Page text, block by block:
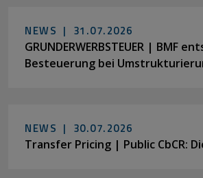
NEWS | 31.07.2026
GRUNDERWERBSTEUER | BMF
Besteuerung bei
NEWS | 30.07.2026
Transfer Pricing | Public CbCR: